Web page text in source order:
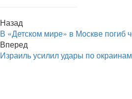
Назад
В «Детском мире» в Москве погиб
Вперед
Израиль усилил удары по